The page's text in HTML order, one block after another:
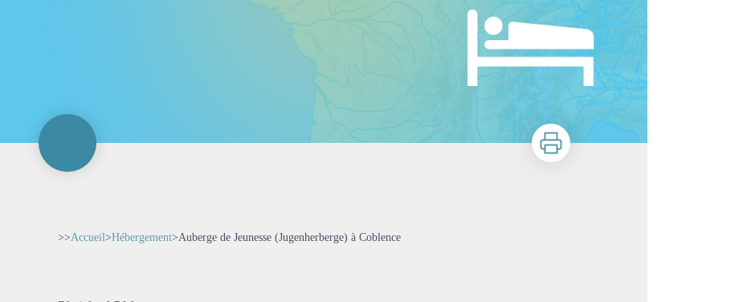
Imprimer
>>Accueil>Hébergement>Auberge de Jeunesse (Jugenherberge) à Coblence